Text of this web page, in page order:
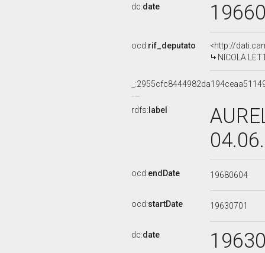
dc:date
ocd:rif_deputato
<http://
NICOLA
rdfs: label
ocd:endDate 19680604
ocd:startDate 19630701
dc:date